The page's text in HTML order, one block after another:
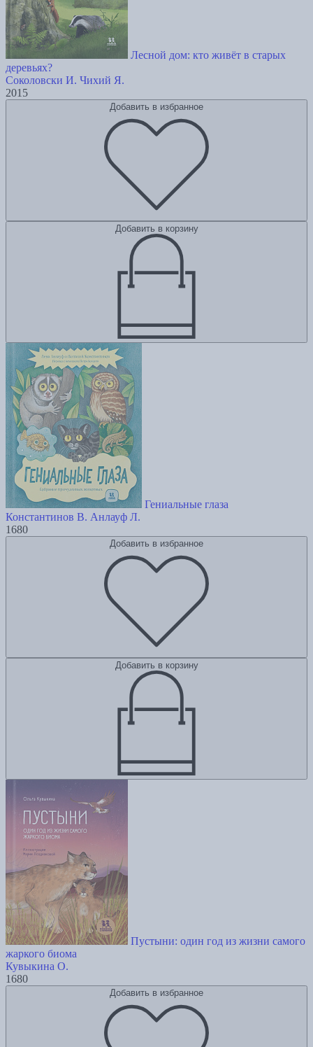
Лесной дом: кто живёт в старых
деревьях?
Соколовски И. Чихий Я.
2015
Добавить в избранное
Добавить в корзину
Гениальные глаза
Константинов В. Анлауф Л.
1680
Добавить в избранное
Добавить в корзину
Пустыни: один год из жизни самого
жаркого биома
Кувыкина О.
1680
Добавить в избранное